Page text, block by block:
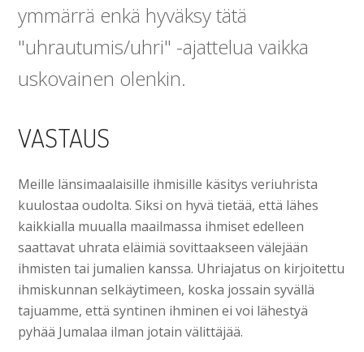
ymmärrä enkä hyväksy tätä
"uhrautumis/uhri" -ajattelua vaikka
uskovainen olenkin.
VASTAUS
Meille länsimaalaisille ihmisille käsitys veriuhrista
kuulostaa oudolta. Siksi on hyvä tietää, että lähes
kaikkialla muualla maailmassa ihmiset edelleen
saattavat uhrata eläimiä sovittaakseen välejään
ihmisten tai jumalien kanssa. Uhriajatus on kirjoitettu
ihmiskunnan selkäytimeen, koska jossain syvällä
tajuamme, että syntinen ihminen ei voi lähestyä
pyhää Jumalaa ilman jotain välittäjää.